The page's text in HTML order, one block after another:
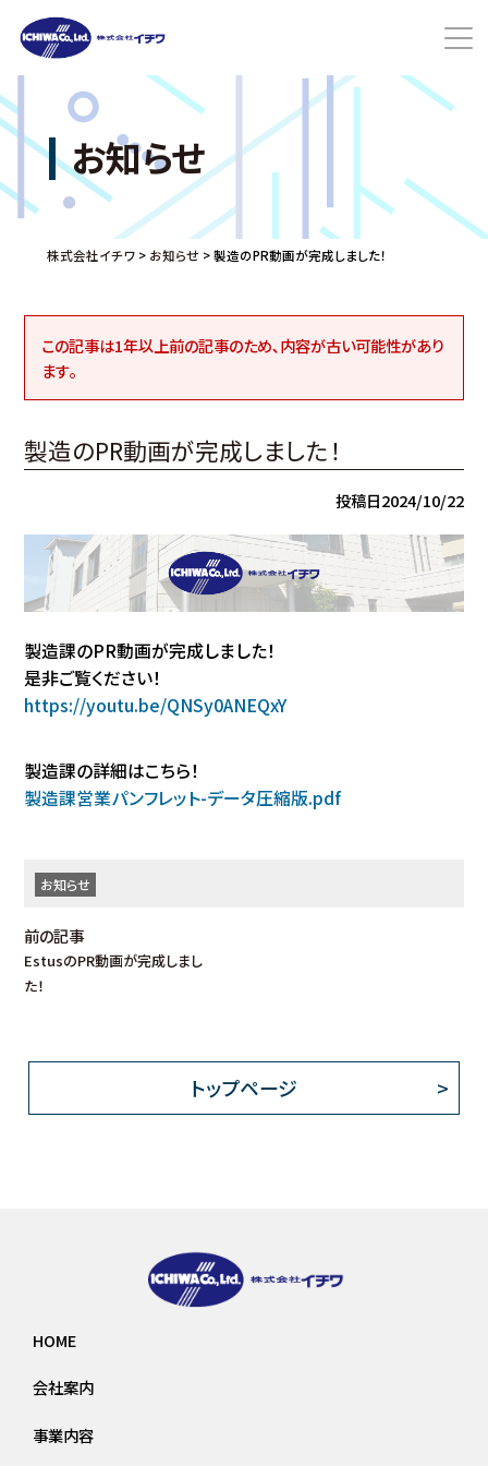
お知らせ
株式会社イチワ> お知らせ >製造のPR動画が完成しました！
この記事は1年以上前の記事のため､内容が古い可能性があり
ます｡
製造のPR動画が完成しました！
投稿日2024/10/22
製造課のPR動画が完成しました！
是非ご覧ください！
https://youtu.be/QNSy0ANEQxY
製造課の詳細はこちら！
製造課営業パンフレット-データ圧縮版.pdf
お知らせ
前の記事
EstusのPR動画が完成しまし
た！
トップページ
HOME
会社案内
事業内容